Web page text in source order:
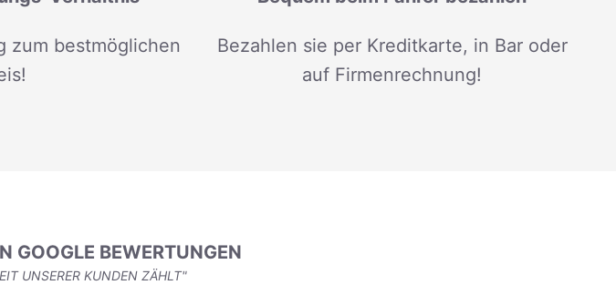
zum bestmöglichen
Bezahlen sie per Kreditkarte, in Bar oder
auf Firmenrechnung!
GOOGLE BEWERTUNGEN
UNSERER KUNDEN ZÄHLT"